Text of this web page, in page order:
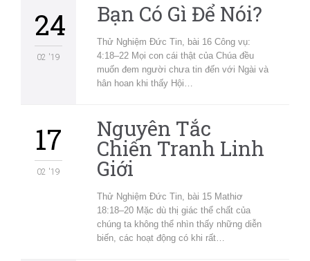
24
02 '19
Bạn Có Gì Để Nói?
Thử Nghiệm Đức Tin, bài 16 Công vụ:
4:18–22 Mọi con cái thật của Chúa đều
muốn đem người chưa tin đến với Ngài và
hân hoan khi thấy Hội…
17
02 '19
Nguyên Tắc
Chiến Tranh Linh
Giới
Thử Nghiệm Đức Tin, bài 15 Mathiơ
18:18–20 Mặc dù thị giác thể chất của
chúng ta không thể nhìn thấy những diễn
biến, các hoạt động có khi rất…